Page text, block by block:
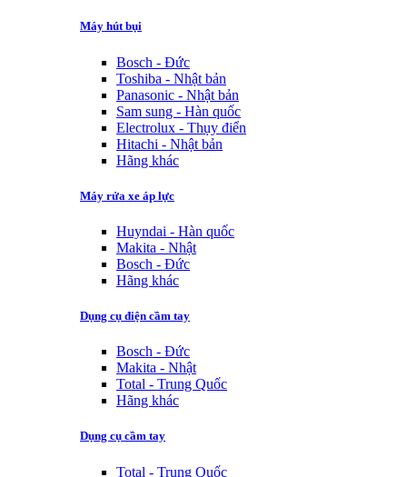
Máy hút bụi
Bosch - Đức
Toshiba - Nhật bản
Panasonic - Nhật bản
Sam sung - Hàn quốc
Electrolux - Thụy điển
Hitachi - Nhật bản
Hãng khác
Máy rửa xe áp lực
Huyndai - Hàn quốc
Makita - Nhật
Bosch - Đức
Hãng khác
Dụng cụ điện cầm tay
Bosch - Đức
Makita - Nhật
Total - Trung Quốc
Hãng khác
Dụng cụ cầm tay
Total - Trung Quốc